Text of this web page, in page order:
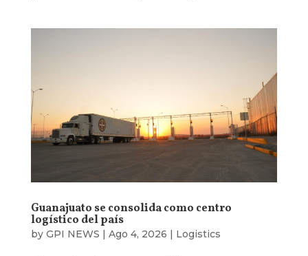
Guanajuato se consolida como centro
logístico del país
by GPI NEWS | Ago 4, 2026 | Logistics